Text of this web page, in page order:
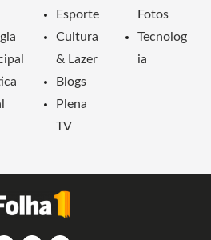
Esporte
Cultura
& Lazer
Blogs
Plena
TV
Fotos
Tecnolog
ia